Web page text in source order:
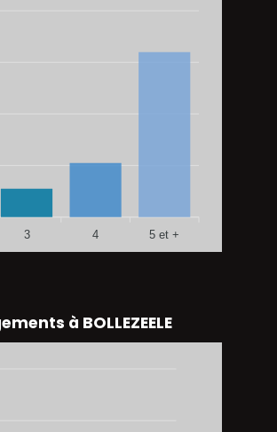
3 4 5 et +
à BOLLEZEELE